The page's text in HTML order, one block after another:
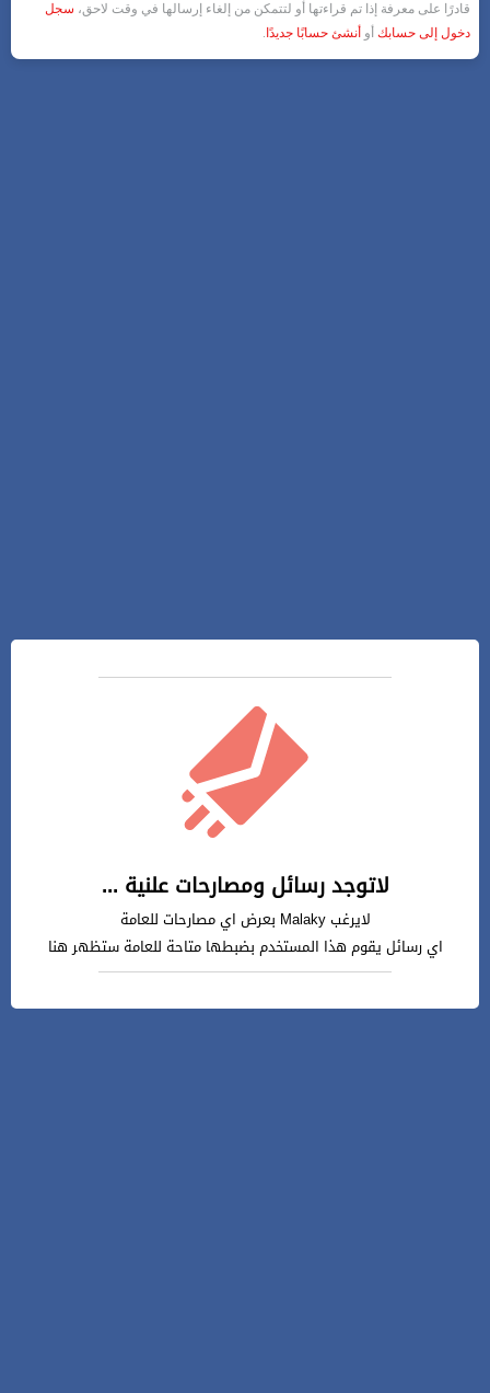
قادرًا على معرفة إذا تم قراءتها أو لتتمكن من إلغاء إرسالها في وقت لاحق، سجل
دخول إلى حسابك أو أنشئ حسابًا جديدًا .
لاتوجد رسائل ومصارحات علنية ...
لايرغب Malaky بعرض اي مصارحات للعامة
اي رسائل يقوم هذا المستخدم بضبطها متاحة للعامة ستظهر هنا